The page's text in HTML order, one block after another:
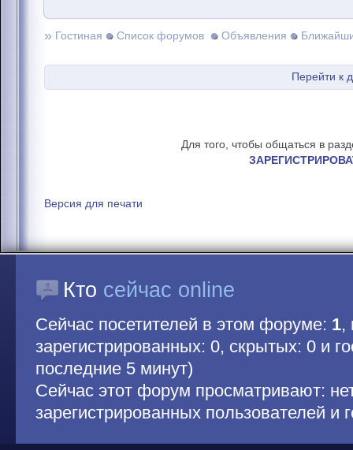
» Гостиная Список форумов Объявления
Перейти к
Для того, чтобы общаться в
Версия для печати
Кто сейчас online
Сейчас посетителей в этом форуме: 1,
зарегистрированных: 0, скрытых: 0 и
последние 5 минут)
Сейчас этот форум просматривают:
зарегистрированных пользователей и